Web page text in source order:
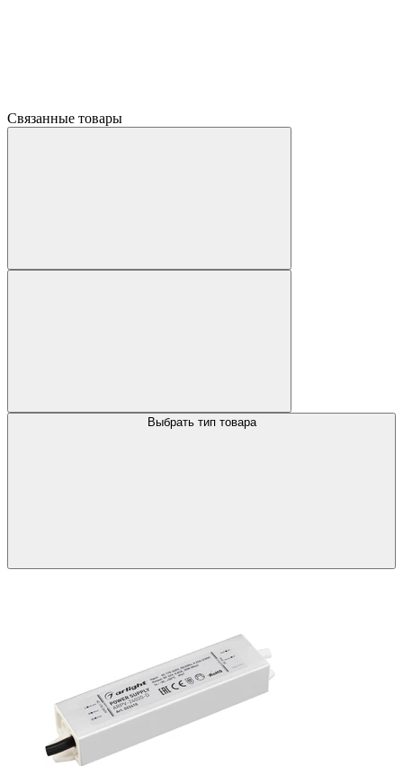
Связанные товары
Выбрать тип товара